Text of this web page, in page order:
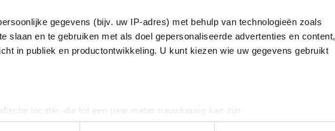
gegevens (bijv. uw IP-adres) met behulp van technologieën zoals
slaan en te gebruiken met als doel gepersonaliseerde advertenties en content,
in publiek en productontwikkeling. U kunt kiezen wie uw gegevens gebruikt
locatie, die tot een paar meter nauwkeurig kan zijn
te scannen op specifieke eigenschappen (fingerprinting)